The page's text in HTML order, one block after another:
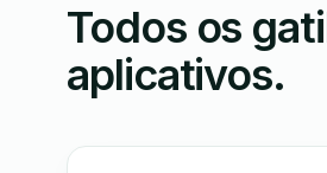
Todos os
aplicativos.